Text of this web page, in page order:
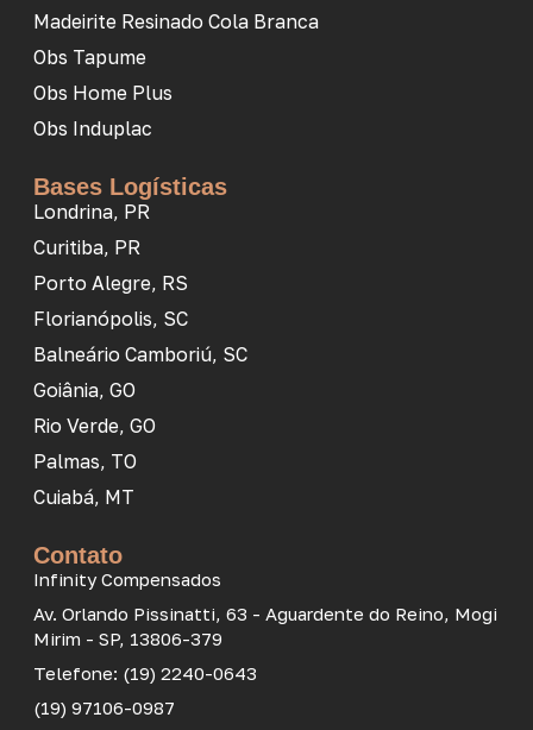
Madeirite Resinado Cola Branca
Obs Tapume
Obs Home Plus
Obs Induplac
Bases Logísticas
Londrina, PR
Curitiba, PR
Porto Alegre, RS
Florianópolis, SC
Balneário Camboriú, SC
Goiânia, GO
Rio Verde, GO
Palmas, TO
Cuiabá, MT
Contato
Infinity Compensados
Av. Orlando Pissinatti, 63 - Aguardente do Reino, Mogi
Mirim - SP, 13806-379
Telefone: (19) 2240-0643
(19) 97106-0987